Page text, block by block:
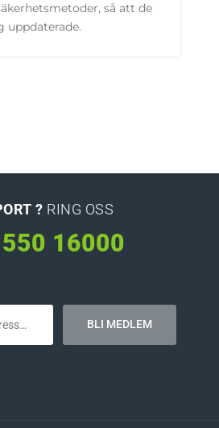
så att de
uppdaterade.
? RING OSS
16000